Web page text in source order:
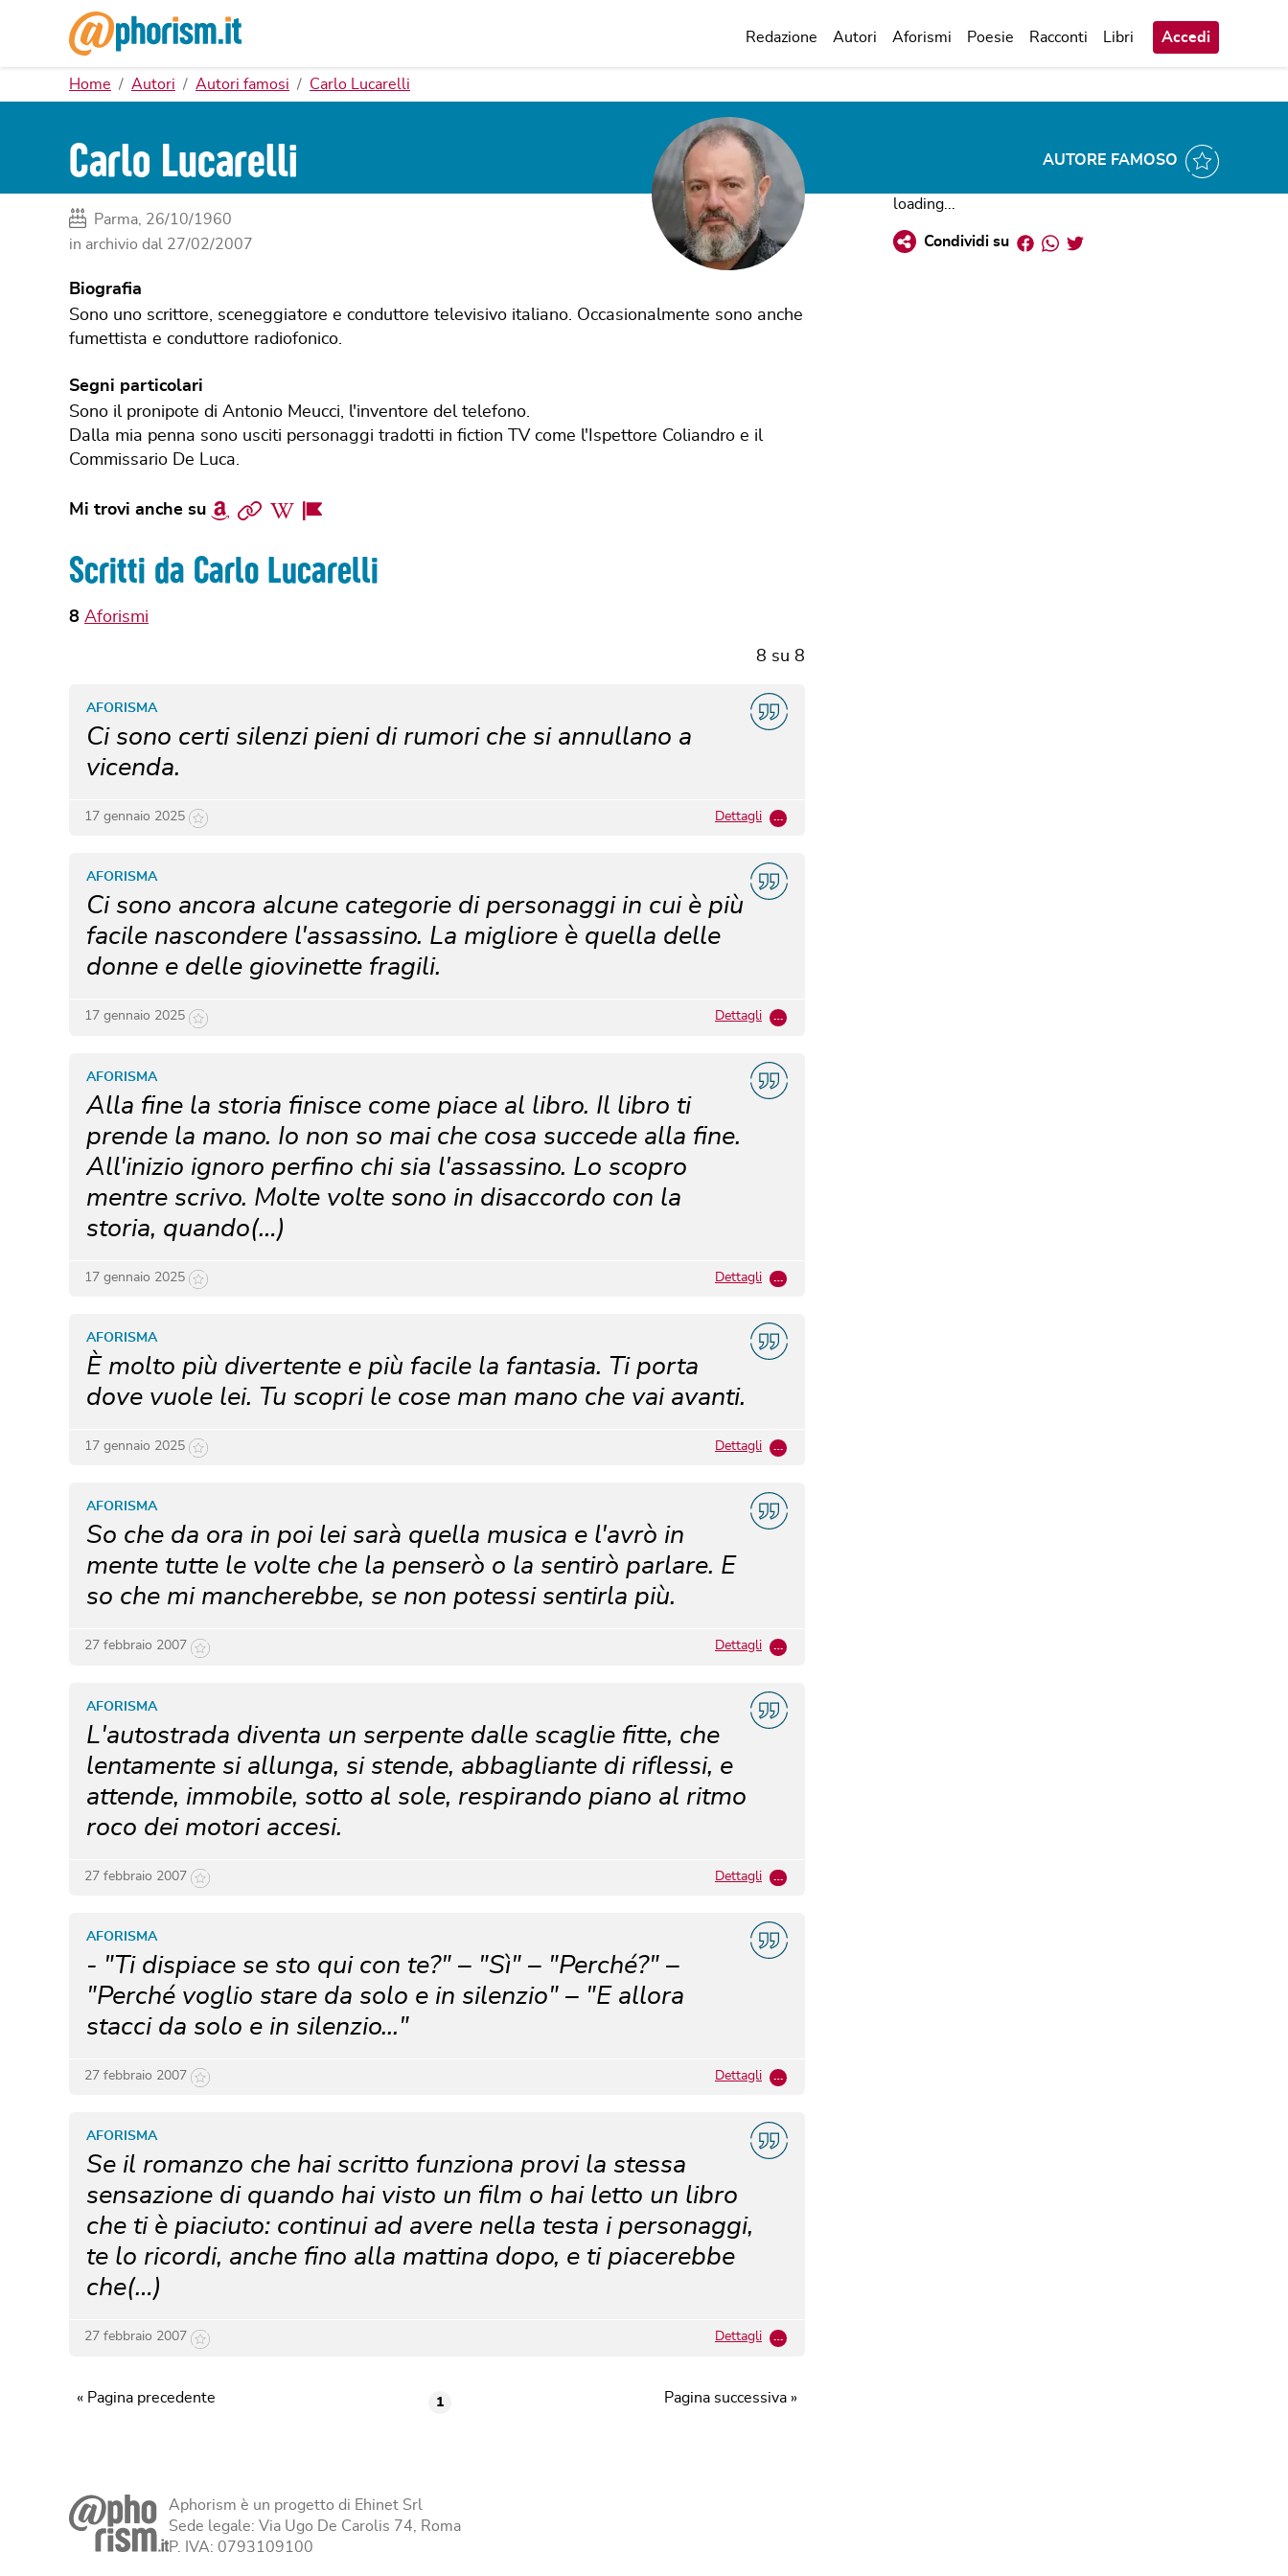
Redazione Autori Aforismi Poesie Racconti Libri Accedi
Home Autori Autori famosi Carlo Lucarelli
Carlo Lucarelli AUTORE FAMOSO
Parma, 26/10/1960
in archivio dal 27/02/2007
Biografia
Sono uno scrittore, sceneggiatore e conduttore televisivo italiano. Occasionalmente sono anche
fumettista e conduttore radiofonico.
Segni particolari
Sono il pronipote di Antonio Meucci, l'inventore del telefono.
Dalla mia penna sono usciti personaggi tradotti in fiction TV come l'Ispettore Coliandro e il
Commissario De Luca.
Mi trovi anche su Amazon
Sito WikipediaFacebook
Scritti da Carlo Lucarelli
8 Aforismi
8 su 8
Ci sono certi silenzi pieni di rumori che si annullano a
vicenda.
AFORISMA
17 gennaio 2025 Dettagli …
Ci sono ancora alcune categorie di personaggi in cui è più
facile nascondere l'assassino. La migliore è quella delle
donne e delle giovinette fragili.
AFORISMA
17 gennaio 2025 Dettagli …
Alla fine la storia finisce come piace al libro. Il libro ti
prende la mano. Io non so mai che cosa succede alla fine.
All'inizio ignoro perfino chi sia l'assassino. Lo scopro
mentre scrivo. Molte volte sono in disaccordo con la
storia, quando(…)
AFORISMA
17 gennaio 2025 Dettagli …
È molto più divertente e più facile la fantasia. Ti porta
dove vuole lei. Tu scopri le cose man mano che vai avanti.
AFORISMA
17 gennaio 2025 Dettagli …
So che da ora in poi lei sarà quella musica e l'avrò in
mente tutte le volte che la penserò o la sentirò parlare. E
so che mi mancherebbe, se non potessi sentirla più.
AFORISMA
27 febbraio 2007 Dettagli …
L'autostrada diventa un serpente dalle scaglie fitte, che
lentamente si allunga, si stende, abbagliante di riflessi, e
attende, immobile, sotto al sole, respirando piano al ritmo
roco dei motori accesi.
AFORISMA
27 febbraio 2007 Dettagli …
- "Ti dispiace se sto qui con te?" – "Sì" – "Perché?" –
"Perché voglio stare da solo e in silenzio" – "E allora
stacci da solo e in silenzio..."
AFORISMA
27 febbraio 2007 Dettagli …
Se il romanzo che hai scritto funziona provi la stessa
sensazione di quando hai visto un film o hai letto un libro
che ti è piaciuto: continui ad avere nella testa i personaggi,
te lo ricordi, anche fino alla mattina dopo, e ti piacerebbe
che(…)
AFORISMA
27 febbraio 2007 Dettagli …
1
« Pagina precedente Pagina successiva »
loading...
Condividi su Facebook
Whatsapp
Twitter
Aphorism è un progetto di Ehinet Srl
Sede legale: Via Ugo De Carolis 74, Roma
P. IVA: 0793109100